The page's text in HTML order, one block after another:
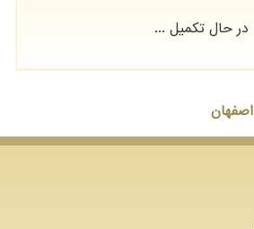
در حال تکمیل ...
اصفهان